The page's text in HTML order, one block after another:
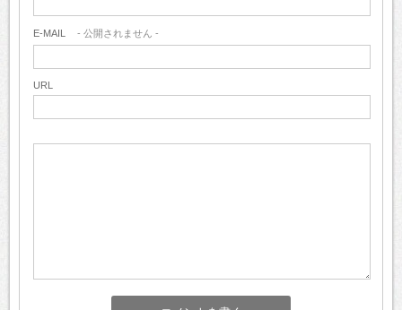
E-MAIL - 公開されません -
URL